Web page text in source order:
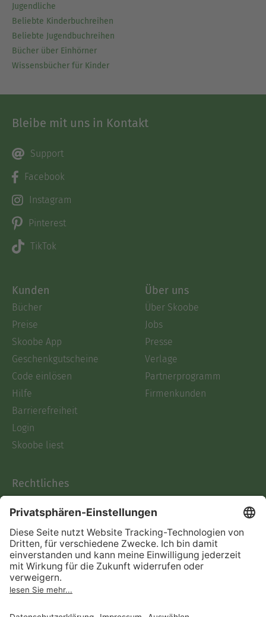
Jugendliche
Beliebte Kinderbuchreihen
Beliebte Jugendbuchreihen
Bücher über Einhörner
Wissensbücher für Kinder
Bleibe mit uns in Kontakt
Support
Facebook
Instagram
Pinterest
TikTok
Kunden
Bücher
Preise
Skoobe App
Geschenkgutscheine
Code einlösen
Hilfe
Barrierefreiheit
Login
Skoobe liest
Über uns
Über Skoobe
Jobs
Presse
Verlage
Partnerprogramm
Firmenkunden
Rechtliches
AGB
Informationen nach Data
Act
Verträge hier kündigen
Impressum